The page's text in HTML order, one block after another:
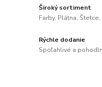
Široký sortiment
Farby, Plátna,
Rýchle dodanie
Spoľahlivé a